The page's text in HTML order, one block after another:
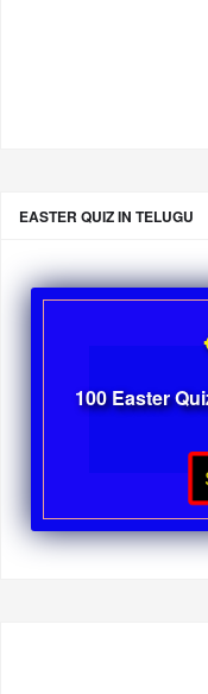
EASTER QUIZ IN TELUGU
100 Easter